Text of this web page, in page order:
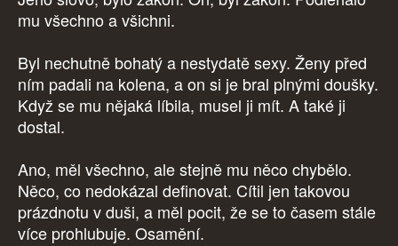
mu všechno a všichni.
Byl nechutně bohatý a nestydatě sexy. Ženy před
ním padali na kolena, a on si je bral plnými doušky.
Když se mu nějaká líbila, musel ji mít. A také ji
dostal.
Ano, měl všechno, ale stejně mu něco chybělo.
Něco, co nedokázal definovat. Cítil jen takovou
prázdnotu v duši, a měl pocit, že se to časem stále
více prohlubuje. Osamění.